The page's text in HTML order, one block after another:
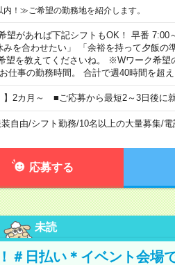
！≫ご希望の勤務地を紹介します。
望があれば下記シフトもOK！ 早番 7:00
を合わせたい」 「余裕を持って夕飯の
望を教えてくださいね。 ※Wワーク希望
仕事の勤務時間。 合計で週40時間を超え
】2カ月～ ■ご応募から最短2～3日後に
自由/シフト勤務/10名以上の大量募集/電
応募する
未読
＃日払い＊イベント会場